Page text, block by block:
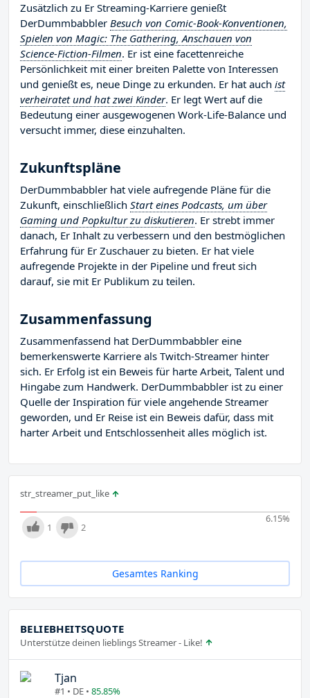
Zusätzlich zu Er Streaming-Karriere genießt
DerDummbabbler Besuch von Comic-Book-Konventionen,
Spielen von Magic: The Gathering, Anschauen von
Science-Fiction-Filmen. Er ist eine facettenreiche
Persönlichkeit mit einer breiten Palette von Interessen
und genießt es, neue Dinge zu erkunden. Er hat auch ist
verheiratet und hat zwei Kinder. Er legt Wert auf die
Bedeutung einer ausgewogenen Work-Life-Balance und
versucht immer, diese einzuhalten.
Zukunftspläne
DerDummbabbler hat viele aufregende Pläne für die
Zukunft, einschließlich Start eines Podcasts, um über
Gaming und Popkultur zu diskutieren. Er strebt immer
danach, Er Inhalt zu verbessern und den bestmöglichen
Erfahrung für Er Zuschauer zu bieten. Er hat viele
aufregende Projekte in der Pipeline und freut sich
darauf, sie mit Er Publikum zu teilen.
Zusammenfassung
Zusammenfassend hat DerDummbabbler eine
bemerkenswerte Karriere als Twitch-Streamer hinter
sich. Er Erfolg ist ein Beweis für harte Arbeit, Talent und
Hingabe zum Handwerk. DerDummbabbler ist zu einer
Quelle der Inspiration für viele angehende Streamer
geworden, und Er Reise ist ein Beweis dafür, dass mit
harter Arbeit und Entschlossenheit alles möglich ist.
str_streamer_put_like
6.15%
1 2
Gesamtes Ranking
BELIEBHEITSQUOTE
Unterstütze deinen lieblings Streamer - Like!
Tjan
#1 • DE • 85.85%